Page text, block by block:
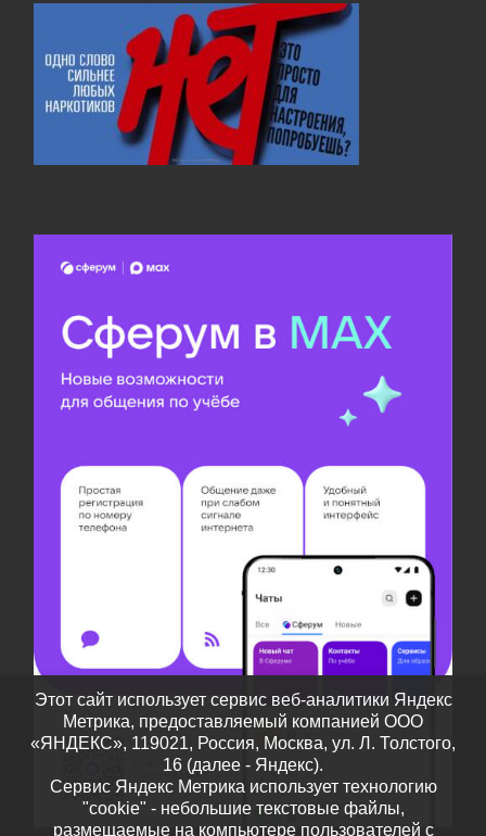
Этот сайт использует сервис веб-аналитики Яндекс
Метрика, предоставляемый компанией ООО
«ЯНДЕКС», 119021, Россия, Москва, ул. Л. Толстого,
16 (далее - Яндекс).
Сервис Яндекс Метрика использует технологию
"cookie" - небольшие текстовые файлы,
размещаемые на компьютере пользователей с